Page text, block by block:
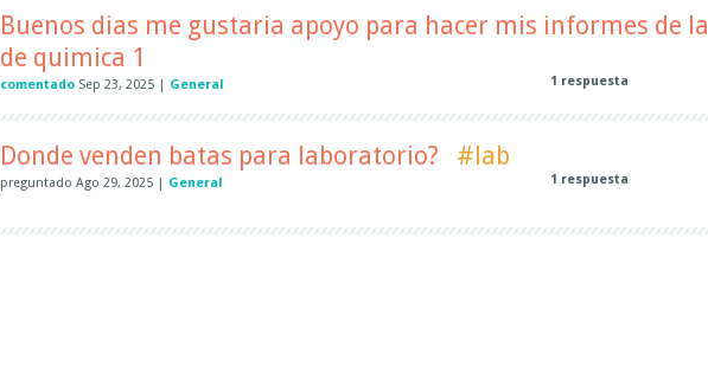
Buenos dias me gustaria apoyo para hacer mis informes de la
de quimica 1
comentado Sep 23, 2025 General 1 respuesta
Donde venden batas para laboratorio? #lab
preguntado Ago 29, 2025 General 1 respuesta